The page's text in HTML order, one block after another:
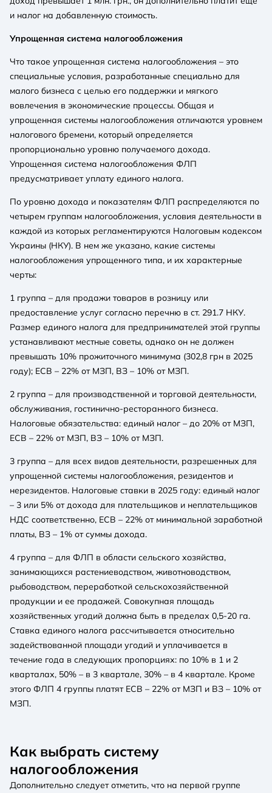
и налог на добавленную стоимость.
Упрощенная система налогообложения
Что такое упрощенная система налогообложения – это
специальные условия, разработанные специально для
малого бизнеса с целью его поддержки и мягкого
вовлечения в экономические процессы. Общая и
упрощенная системы налогообложения отличаются уровнем
налогового бремени, который определяется
пропорционально уровню получаемого дохода.
Упрощенная система налогообложения ФЛП
предусматривает уплату единого налога.
По уровню дохода и показателям ФЛП распределяются по
четырем группам налогообложения, условия деятельности в
каждой из которых регламентируются Налоговым кодексом
Украины (НКУ). В нем же указано, какие системы
налогообложения упрощенного типа, и их характерные
черты:
1 группа – для продажи товаров в розницу или
предоставление услуг согласно перечню в ст. 291.7 НКУ.
Размер единого налога для предпринимателей этой группы
устанавливают местные советы, однако он не должен
превышать 10% прожиточного минимума (302,8 грн в 2025
году); ЕСВ – 22% от МЗП, ВЗ – 10% от МЗП.
2 группа – для производственной и торговой деятельности,
обслуживания, гостинично-ресторанного бизнеса.
Налоговые обязательства: единый налог – до 20% от МЗП,
ЕСВ – 22% от МЗП, ВЗ – 10% от МЗП.
3 группа – для всех видов деятельности, разрешенных для
упрощенной системы налогообложения, резидентов и
нерезидентов. Налоговые ставки в 2025 году: единый налог
– 3 или 5% от дохода для плательщиков и неплательщиков
НДС соответственно, ЕСВ – 22% от минимальной заработной
платы, ВЗ – 1% от суммы дохода.
4 группа – для ФЛП в области сельского хозяйства,
занимающихся растениеводством, животноводством,
рыбоводством, переработкой сельскохозяйственной
продукции и ее продажей. Совокупная площадь
хозяйственных угодий должна быть в пределах 0,5-20 га.
Ставка единого налога рассчитывается относительно
задействованной площади угодий и уплачивается в
течение года в следующих пропорциях: по 10% в 1 и 2
кварталах, 50% – в 3 квартале, 30% – в 4 квартале. Кроме
этого ФЛП 4 группы платят ЕСВ – 22% от МЗП и ВЗ – 10% от
МЗП.
Как выбрать систему
налогообложения
Дополнительно следует отметить, что на первой группе